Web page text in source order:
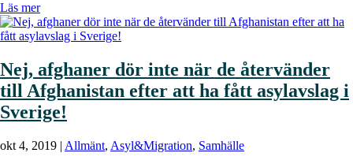
Läs mer
Nej, afghaner dör inte när de återvänder
till Afghanistan efter att ha fått asylavslag i
Sverige!
okt 4, 2019 | Allmänt, Asyl&Migration, Samhälle